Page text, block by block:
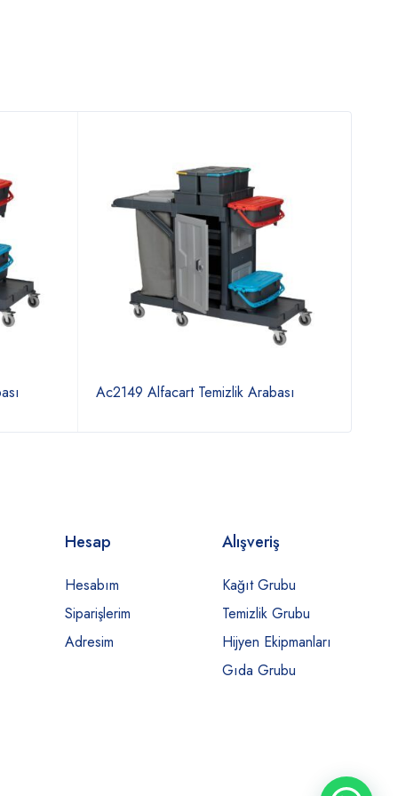
Ac2149 Alfacart Temizlik Arabası
Hesap
Hesabım
Siparişlerim
Adresim
Alışveriş
Kağıt Grubu
Temizlik Grubu
Hijyen Ekipmanları
Gıda Grubu